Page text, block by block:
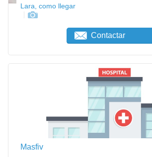
Lara, como llegar
Contactar
Masfiv